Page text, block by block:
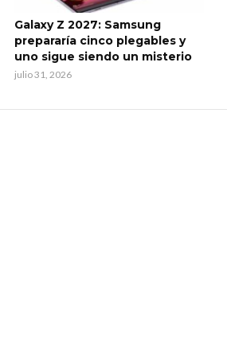
Galaxy Z 2027: Samsung
prepararía cinco plegables y
uno sigue siendo un misterio
julio 31, 2026